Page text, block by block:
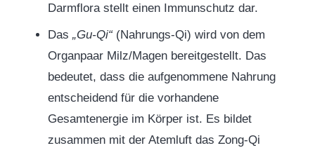
Darmflora stellt einen Immunschutz dar.
Das „Gu-Qi“ (Nahrungs-Qi) wird von dem
Organpaar Milz/Magen bereitgestellt. Das
bedeutet, dass die aufgenommene Nahrung
entscheidend für die vorhandene
Gesamtenergie im Körper ist. Es bildet
zusammen mit der Atemluft das Zong-Qi